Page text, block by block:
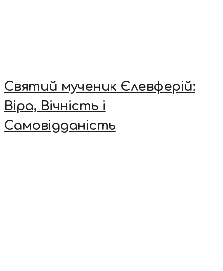
Святий мученик Єлевферій:
Віра, Вічність і
Самовідданість